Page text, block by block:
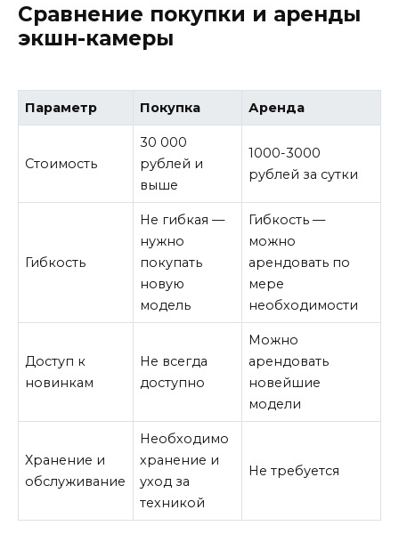
Сравнение покупки и аренды
экшн-камеры
Параметр Покупка Аренда
Стоимость
30 000
рублей и
выше
1000-3000
рублей за сутки
Гибкость
Не гибкая —
нужно
покупать
новую
модель
Гибкость —
можно
арендовать по
мере
необходимости
Доступ к
новинкам
Не всегда
доступно
Можно
арендовать
новейшие
модели
Хранение и
обслуживание
Необходимо
хранение и
уход за
техникой
Не требуется